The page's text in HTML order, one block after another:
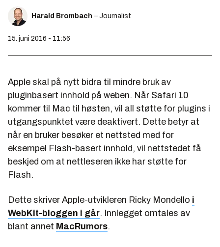
Harald Brombach – Journalist
15. juni 2016 - 11:56
Apple skal på nytt bidra til mindre bruk av
pluginbasert innhold på weben. Når Safari 10
kommer til Mac til høsten, vil all støtte for plugins i
utgangspunktet være deaktivert. Dette betyr at
når en bruker besøker et nettsted med for
eksempel Flash-basert innhold, vil nettstedet få
beskjed om at nettleseren ikke har støtte for
Flash.
Dette skriver Apple-utvikleren Ricky Mondello i
WebKit-bloggen i går. Innlegget omtales av
blant annet MacRumors.